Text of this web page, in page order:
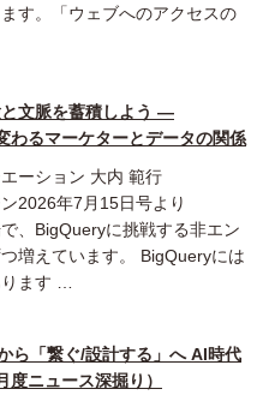
す。「ウェブへのアクセスの
と文脈を蓄積しよう ―
わるマーケターとデータの関係
ーション 大内 範行
2026年7月15日号より
、BigQueryに挑戦する非エン
増えています。 BigQueryには
ます …
ら「繋ぐ/設計する」へ AI時代
ニュース深掘り）